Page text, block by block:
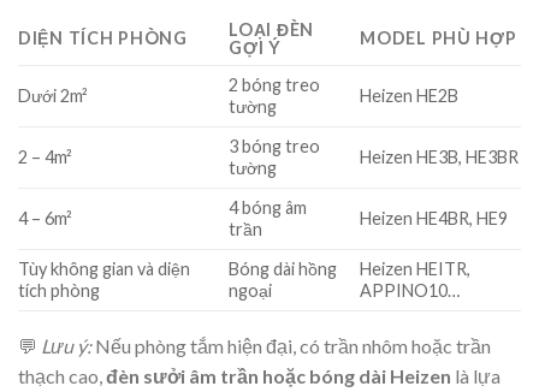
DIỆN TÍCH PHÒNG
LOẠI ĐÈN
GỢI Ý
MODEL PHÙ HỢP
Dưới 2m²
2 bóng treo
tường
Heizen HE2B
2 – 4m²
3 bóng treo
tường
Heizen HE3B, HE3BR
4 – 6m²
4 bóng âm
trần
Heizen HE4BR, HE9
Tùy không gian và diện
tích phòng
Bóng dài hồng
ngoại
Heizen HEITR,
APPINO10…
💬 Lưu ý:Nếu phòng tắm hiện đại, có trần nhôm hoặc trần
thạch cao, đèn sưởi âm trần hoặc bóng dài Heizen là lựa